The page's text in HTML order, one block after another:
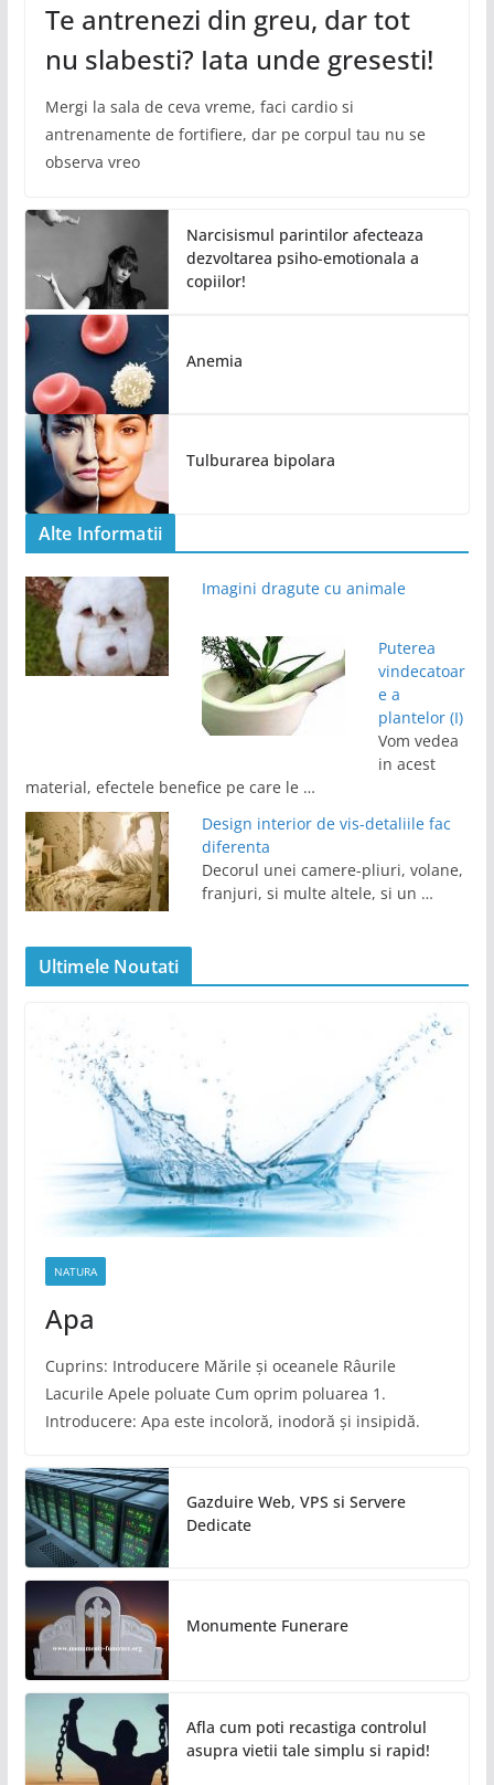
Te antrenezi din greu, dar tot
nu slabesti? Iata unde gresesti!
Mergi la sala de ceva vreme, faci cardio si
antrenamente de fortifiere, dar pe corpul tau nu se
observa vreo
Narcisismul parintilor afecteaza
dezvoltarea psiho-emotionala a
copiilor!
Anemia
Tulburarea bipolara
Alte Informatii
Imagini dragute cu animale
Puterea
vindecatoar
e a
plantelor (I)
Vom vedea
in acest
material, efectele benefice pe care le …
Design interior de vis-detaliile fac
diferenta
Decorul unei camere-pliuri, volane,
franjuri, si multe altele, si un …
Ultimele Noutati
NATURA
Apa
Cuprins: Introducere Mările și oceanele Râurile
Lacurile Apele poluate Cum oprim poluarea 1.
Introducere: Apa este incoloră, inodoră și insipidă.
Gazduire Web, VPS si Servere
Dedicate
Monumente Funerare
Afla cum poti recastiga controlul
asupra vietii tale simplu si rapid!